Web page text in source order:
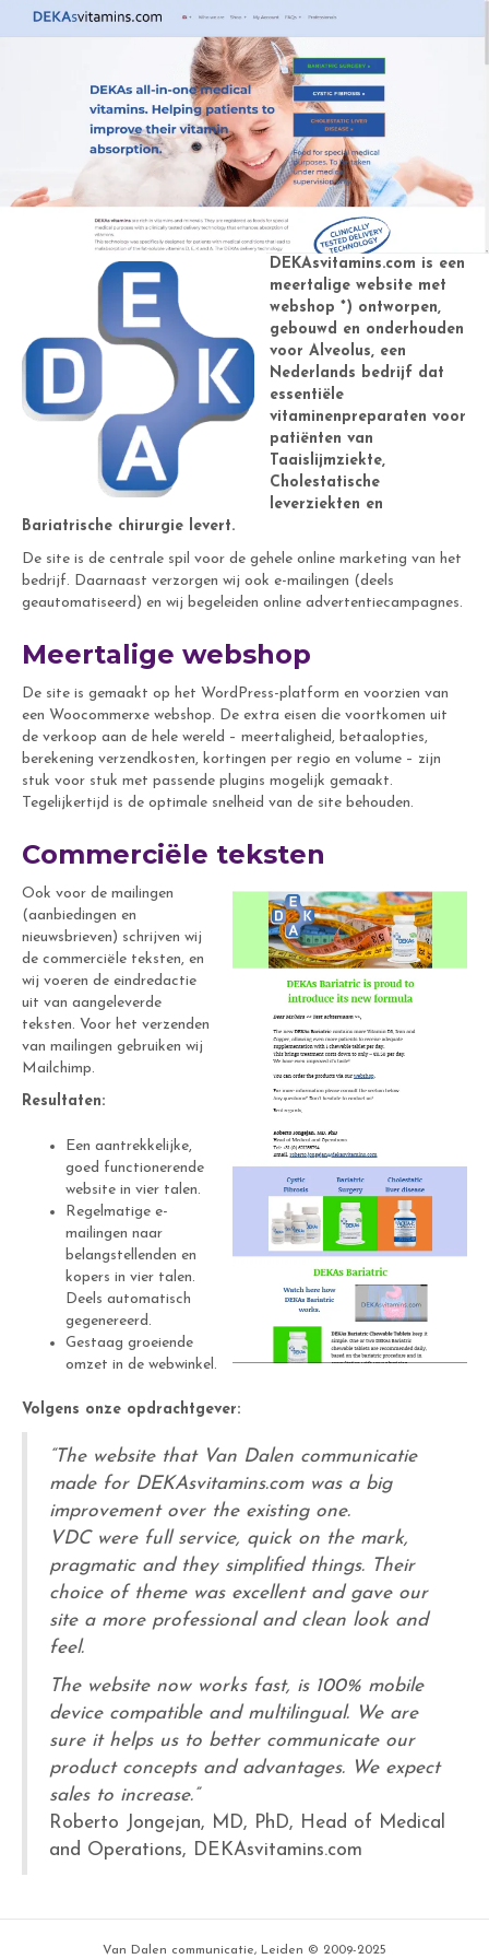
DEKAsvitamins.com is een
meertalige website met
webshop *) ontworpen,
gebouwd en onderhouden
voor Alveolus, een
Nederlands bedrijf dat
essentiële
vitaminenpreparaten voor
patiënten van
Taaislijmziekte,
Cholestatische
leverziekten en
Bariatrische chirurgie levert.
De site is de centrale spil voor de gehele online marketing van het
bedrijf. Daarnaast verzorgen wij ook e-mailingen (deels
geautomatiseerd) en wij begeleiden online advertentiecampagnes.
Meertalige webshop
De site is gemaakt op het WordPress-platform en voorzien van
een Woocommerxe webshop. De extra eisen die voortkomen uit
de verkoop aan de hele wereld – meertaligheid, betaalopties,
berekening verzendkosten, kortingen per regio en volume – zijn
stuk voor stuk met passende plugins mogelijk gemaakt.
Tegelijkertijd is de optimale snelheid van de site behouden.
Commerciële teksten
Ook voor de mailingen
(aanbiedingen en
nieuwsbrieven) schrijven wij
de commerciële teksten, en
wij voeren de eindredactie
uit van aangeleverde
teksten. Voor het verzenden
van mailingen gebruiken wij
Mailchimp.
Resultaten:
Een aantrekkelijke,
goed functionerende
website in vier talen.
Regelmatige e-
mailingen naar
belangstellenden en
kopers in vier talen.
Deels automatisch
gegenereerd.
Gestaag groeiende
omzet in de webwinkel.
Volgens onze opdrachtgever:
“The website that Van Dalen communicatie
made for DEKAsvitamins.com was a big
improvement over the existing one.
VDC were full service, quick on the mark,
pragmatic and they simplified things. Their
choice of theme was excellent and gave our
site a more professional and clean look and
feel.
The website now works fast, is 100% mobile
device compatible and multilingual. We are
sure it helps us to better communicate our
product concepts and advantages. We expect
sales to increase.”
Roberto Jongejan, MD, PhD, Head of Medical
and Operations, DEKAsvitamins.com
Van Dalen communicatie, Leiden © 2009-2025